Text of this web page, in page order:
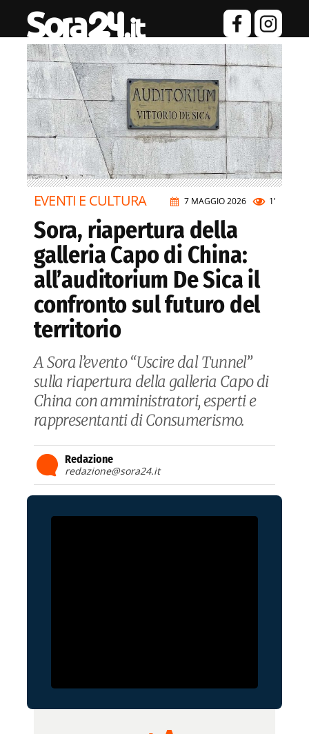
7 MAGGIO 2026 1’
EVENTI E CULTURA
Sora, riapertura della
galleria Capo di China:
all’auditorium De Sica il
confronto sul futuro del
territorio
A Sora l’evento “Uscire dal Tunnel”
sulla riapertura della galleria Capo di
China con amministratori, esperti e
rappresentanti di Consumerismo.
Redazione
redazione@sora24.it
Reducir